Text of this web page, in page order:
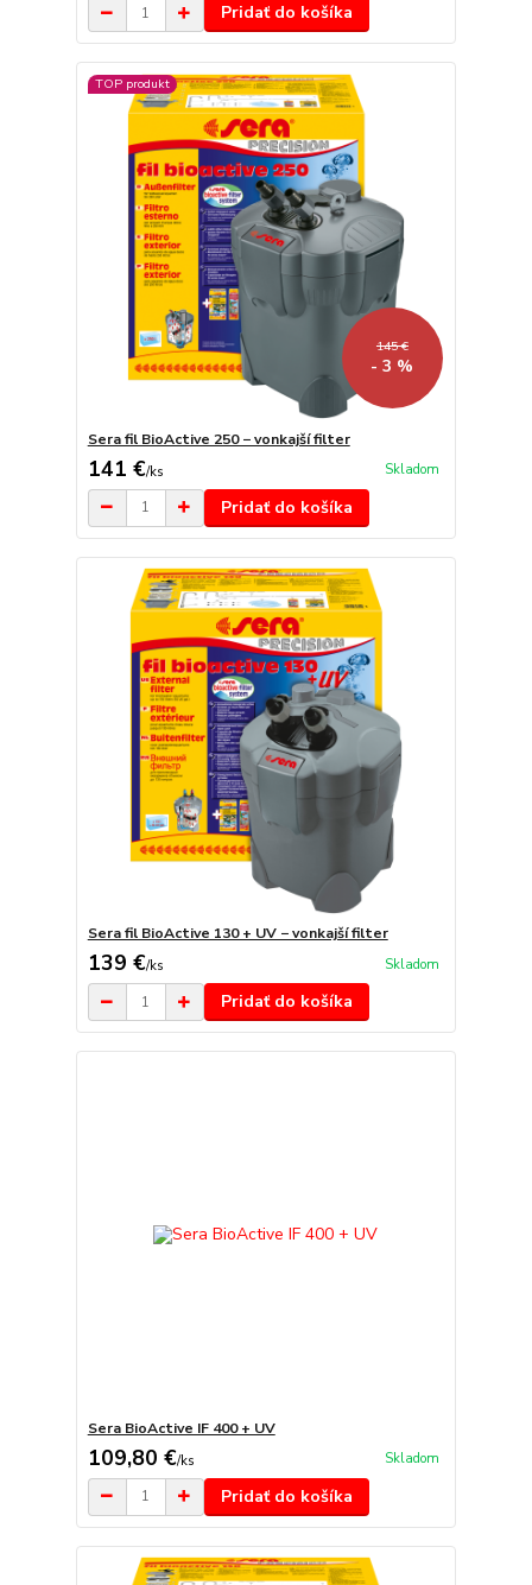
Pridať do košíka
TOP produkt
145 €
- 3 %
Sera fil BioActive 250 − vonkajší filter
141 €/ks Skladom
Pridať do košíka
Sera fil BioActive 130 + UV − vonkajší filter
139 €/ks Skladom
Pridať do košíka
Sera BioActive IF 400 + UV
109,80 €/ks Skladom
Pridať do košíka